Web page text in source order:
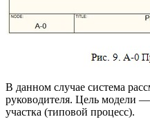
В данном случае система
руководителя. Цель модели
участка (типовой процесс).